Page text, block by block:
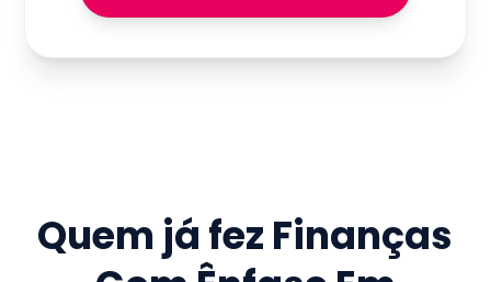
Quem já fez Finanças